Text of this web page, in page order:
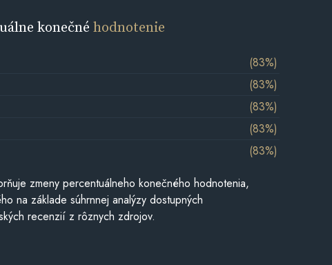
konečnéhodnotenie
(83%)
(83%)
(83%)
(83%)
(83%)
zmeny percentuálneho konečného hodnotenia,
na základe súhrnnej analýzy dostupných
recenzií z rôznych zdrojov.